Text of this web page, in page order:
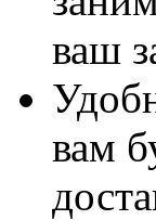
ваш
вам